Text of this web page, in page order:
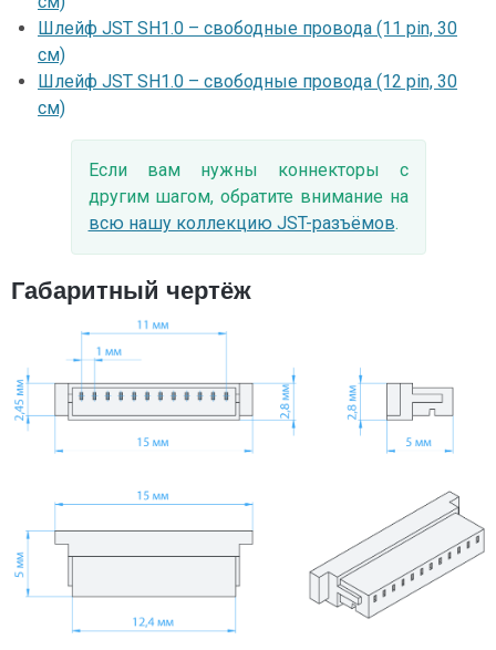
Шлейф JST SH1.0 – свободные провода (11 pin, 30
см)
Шлейф JST SH1.0 – свободные провода (12 pin, 30
см)
Если вам нужны коннекторы с
другим шагом, обратите внимание на
всю нашу коллекцию JST-разъёмов.
Габаритный чертёж